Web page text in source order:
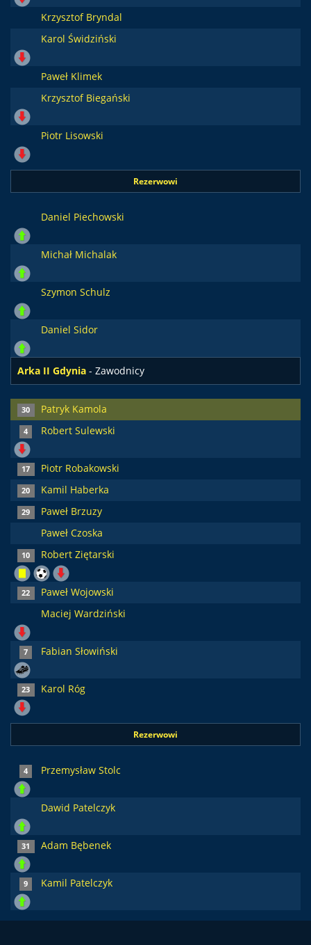
Krzysztof Bryndal
Karol Świdziński
Paweł Klimek
Krzysztof Biegański
Piotr Lisowski
Rezerwowi
Daniel Piechowski
Michał Michalak
Szymon Schulz
Daniel Sidor
Arka II Gdynia - Zawodnicy
30 Patryk Kamola
4 Robert Sulewski
17 Piotr Robakowski
20 Kamil Haberka
29
Paweł Brzuzy
Paweł Czoska
10 Robert Ziętarski
22
Paweł Wojowski
Maciej Wardziński
7 Fabian Słowiński
23 Karol Róg
Rezerwowi
4 Przemysław Stolc
Dawid Patelczyk
31 Adam Bębenek
9 Kamil Patelczyk